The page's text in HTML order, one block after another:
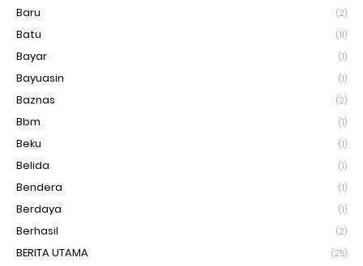
Baru (2)
Batu (11)
Bayar (1)
Bayuasin (1)
Baznas (2)
Bbm (1)
Beku (1)
Belida (1)
Bendera (1)
Berdaya (1)
Berhasil (2)
BERITA UTAMA (25)